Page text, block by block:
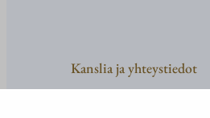
Kanslia ja yhteystiedot